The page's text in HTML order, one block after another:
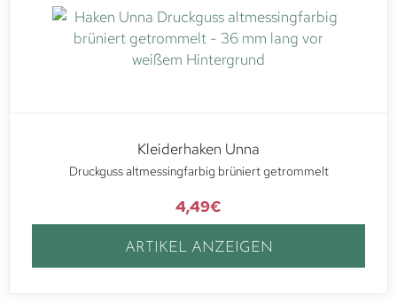
Kleiderhaken Unna
Druckguss altmessingfarbig brüniert getrommelt
4,49€
ARTIKEL ANZEIGEN